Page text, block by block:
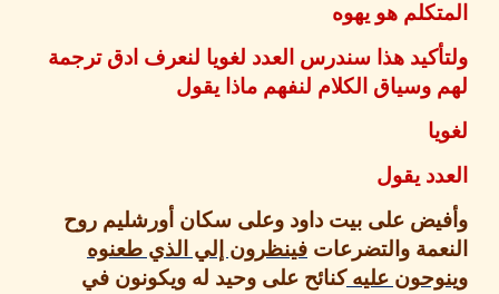
هو يهوه
هذا سندرس العدد لغويا لنعرف ادق ترجمة
وسياق الكلام لنفهم ماذا يقول
يقول
على بيت داود وعلى سكان أورشليم روح
والتضرعاتفينظرون إلي الذي طعنوه
عليه كنائح على وحيد له ويكونون في